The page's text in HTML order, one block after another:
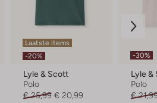
Laatste items
-20%
Lyle & Scott
Polo
€ 25,99 € 20,99
-30%
Lyle &
Polo
€